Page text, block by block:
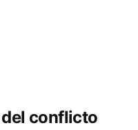
conflicto